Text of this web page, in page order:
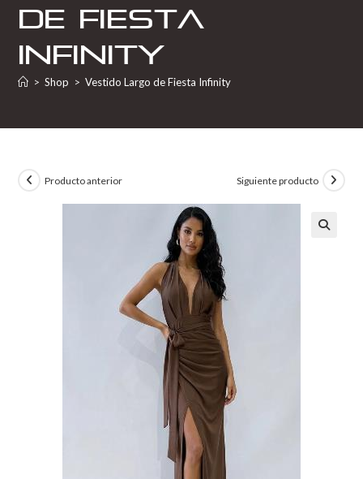
de Fiesta
Infinity
> Shop > Vestido Largo de Fiesta Infinity
Producto anterior Siguiente producto